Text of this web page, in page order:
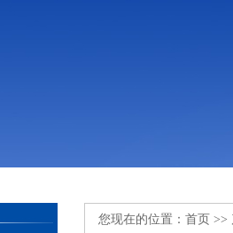
您现在的位置： 首页 >>